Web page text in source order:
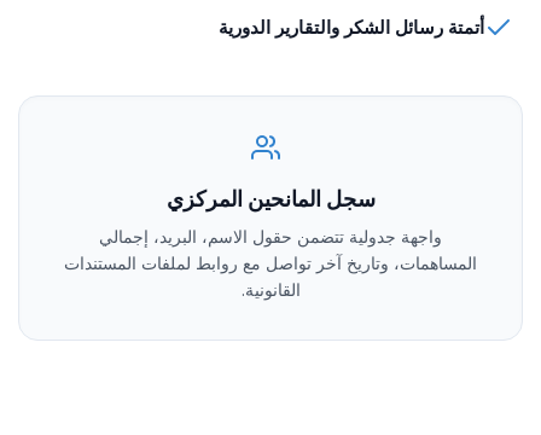
أتمتة رسائل الشكر والتقارير الدورية
سجل المانحين المركزي
واجهة جدولية تتضمن حقول الاسم، البريد، إجمالي
المساهمات، وتاريخ آخر تواصل مع روابط لملفات المستندات
القانونية.